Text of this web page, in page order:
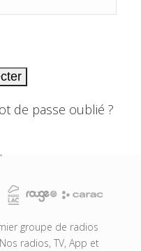
de passe oublié ?
groupe de radios
radios, TV, App et